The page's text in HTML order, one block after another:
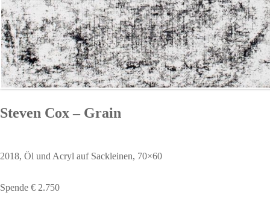
Steven Cox – Grain
2018, Öl und Acryl auf Sackleinen, 70×60
Spende € 2.750